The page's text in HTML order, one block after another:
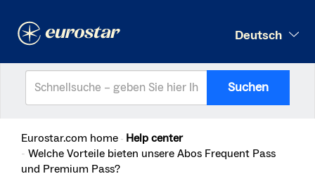
Deutsch
Suchen
Eurostar.com home Help center
Welche Vorteile bieten unsere Abos Frequent Pass
und Premium Pass?